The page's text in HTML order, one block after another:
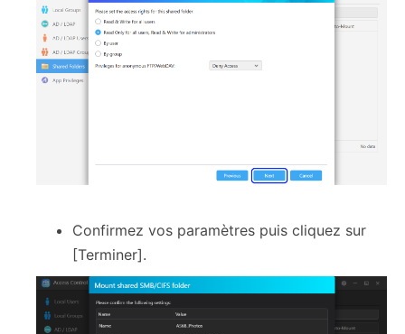
Confirmez vos paramètres puis cliquez sur
[Terminer].